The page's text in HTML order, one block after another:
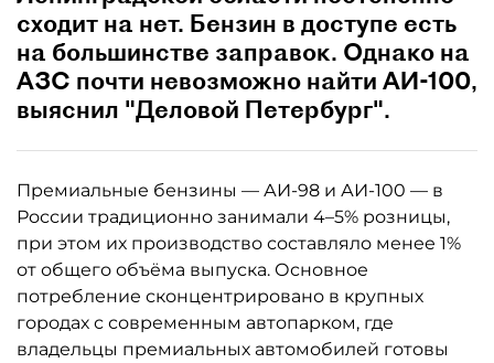
сходит на нет. Бензин в доступе есть
на большинстве заправок. Однако на
АЗС почти невозможно найти АИ-100,
выяснил "Деловой Петербург".
Премиальные бензины — АИ-98 и АИ-100 — в
России традиционно занимали 4–5% розницы,
при этом их производство составляло менее 1%
от общего объёма выпуска. Основное
потребление сконцентрировано в крупных
городах с современным автопарком, где
владельцы премиальных автомобилей готовы